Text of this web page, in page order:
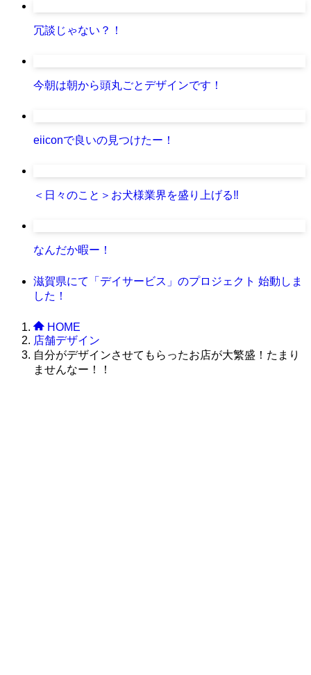
冗談じゃない？！
今朝は朝から頭丸ごとデザインです！
eiiconで良いの見つけたー！
＜日々のこと＞お犬様業界を盛り上げる‼️
なんだか暇ー！
滋賀県にて「デイサービス」のプロジェクト 始動しま
した！
HOME
店舗デザイン
自分がデザインさせてもらったお店が大繁盛！たまり
ませんなー！！